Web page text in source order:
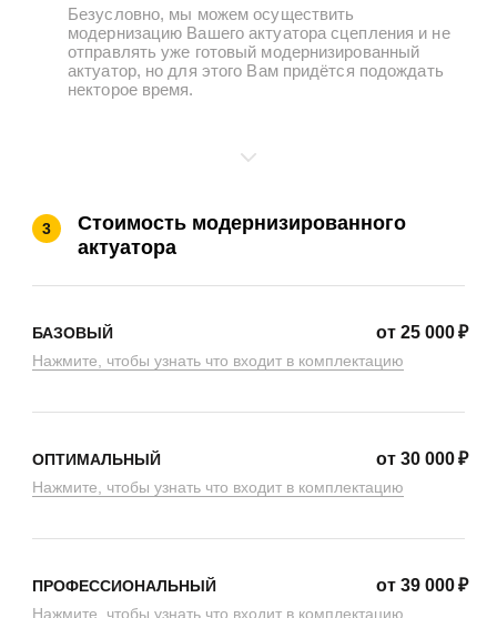
Безусловно, мы можем осуществить
модернизацию Вашего актуатора сцепления и не
отправлять уже готовый модернизированный
актуатор, но для этого Вам придётся подождать
некторое время.
3
Стоимость модернизированного
актуатора
БАЗОВЫЙ от 25 000₽
Нажмите, чтобы узнать что входит в комплектацию
ОПТИМАЛЬНЫЙ от 30 000₽
Нажмите, чтобы узнать что входит в комплектацию
ПРОФЕССИОНАЛЬНЫЙ от 39 000₽
Нажмите, чтобы узнать что входит в комплектацию